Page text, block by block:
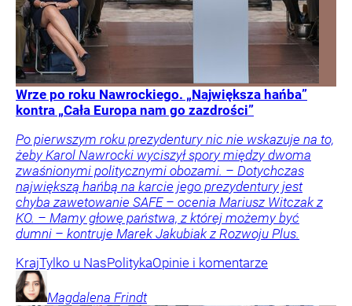
Wrze po roku Nawrockiego. „Największa hańba”
kontra „Cała Europa nam go zazdrości”
Po pierwszym roku prezydentury nic nie wskazuje na to,
żeby Karol Nawrocki wyciszył spory między dwoma
zwaśnionymi politycznymi obozami. – Dotychczas
największą hańbą na karcie jego prezydentury jest
chyba zawetowanie SAFE – ocenia Mariusz Witczak z
KO. – Mamy głowę państwa, z której możemy być
dumni – kontruje Marek Jakubiak z Rozwoju Plus.
KrajTylko u NasPolitykaOpinie i komentarze
Magdalena Frindt